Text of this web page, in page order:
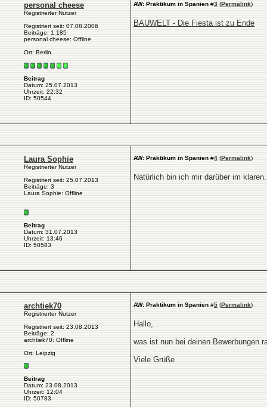
personal cheese
Registrierter Nutzer
Registriert seit: 07.08.2006
Beiträge: 1.185
personal cheese: Offline
Ort: Berlin
Beitrag
Datum: 25.07.2013
Uhrzeit: 22:32
ID: 50544
AW: Praktikum in Spanien #3 (Permalink)
BAUWELT - Die Fiesta ist zu Ende
Laura Sophie
Registrierter Nutzer
Registriert seit: 25.07.2013
Beiträge: 3
Laura Sophie: Offline
Beitrag
Datum: 31.07.2013
Uhrzeit: 13:46
ID: 50583
AW: Praktikum in Spanien #4 (Permalink)
Natürlich bin ich mir darüber im
archtiek70
Registrierter Nutzer
Registriert seit: 23.08.2013
Beiträge: 2
archtiek70: Offline
Ort: Leipzig
Beitrag
Datum: 23.08.2013
Uhrzeit: 12:04
ID: 50783
AW: Praktikum in Spanien #5 (Permalink)
Hallo,
was ist nun bei deinen Bewerbungen
Viele Grüße